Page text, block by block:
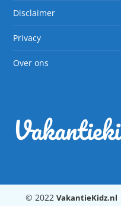
Disclaimer
Privacy
Over ons
© 2022 VakantieKidz.nl